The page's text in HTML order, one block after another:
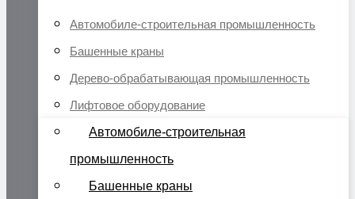
Автомобиле-строительная промышленность
Башенные краны
Дерево-обрабатывающая промышленность
Лифтовое оборудование
Автомобиле-строительная
промышленность
Башенные краны